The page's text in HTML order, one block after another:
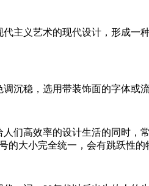
义艺术的现代设计，形成一
稳，选用带装饰面的字体或
高效率的设计生活的同时，
的大小完全统一，会有跳跃性